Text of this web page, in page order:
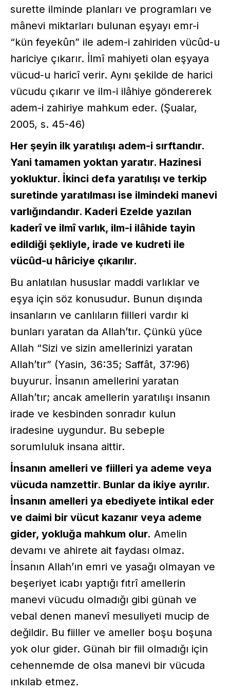
surette ilminde planları ve programları ve
mânevi miktarları bulunan eşyayı emr-i
“kün feyekûn” ile adem-i zahiriden vücûd-u
hariciye çıkarır. İlmî mahiyeti olan eşyaya
vücud-u haricî verir. Aynı şekilde de harici
vücudu çıkarır ve ilm-i ilâhiye göndererek
adem-i zahiriye mahkum eder. (Şualar,
2005, s. 45-46)
Her şeyin ilk yaratılışı adem-i sırftandır.
Yani tamamen yoktan yaratır. Hazinesi
yokluktur. İkinci defa yaratılışı ve terkip
suretinde yaratılması ise ilmindeki manevi
varlığındandır. Kaderi Ezelde yazılan
kaderî ve ilmî varlık, ilm-i ilâhide tayin
edildiği şekliyle, irade ve kudreti ile
vücûd-u hâriciye çıkarılır.
Bu anlatılan hususlar maddi varlıklar ve
eşya için söz konusudur. Bunun dışında
insanların ve canlıların fiilleri vardır ki
bunları yaratan da Allah’tır. Çünkü yüce
Allah “Sizi ve sizin amellerinizi yaratan
Allah’tır” (Yasin, 36:35; Saffât, 37:96)
buyurur. İnsanın amellerini yaratan
Allah’tır; ancak amellerin yaratılışı insanın
irade ve kesbinden sonradır kulun
iradesine uygundur. Bu sebeple
sorumluluk insana aittir.
İnsanın amelleri ve fiilleri ya ademe veya
vücuda namzettir. Bunlar da ikiye ayrılır.
İnsanın amelleri ya ebediyete intikal eder
ve daimi bir vücut kazanır veya ademe
gider, yokluğa mahkum olur. Amelin
devamı ve ahirete ait faydası olmaz.
İnsanın Allah’ın emri ve yasağı olmayan ve
beşeriyet icabı yaptığı fıtrî amellerin
manevi vücudu olmadığı gibi günah ve
vebal denen manevî mesuliyeti mucip de
değildir. Bu fiiller ve ameller boşu boşuna
yok olur gider. Günah bir fiil olmadığı için
cehennemde de olsa manevi bir vücuda
ınkılab etmez.